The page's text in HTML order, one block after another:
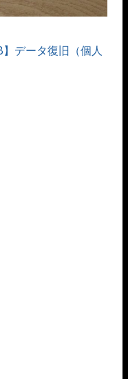
データ復旧（個人